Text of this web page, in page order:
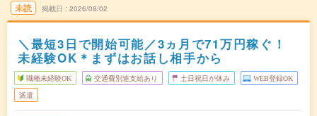
未読 掲載日 2026/08/02
＼最短3日で開始可能／3ヵ月で71万円稼ぐ！
未経験OK＊まずはお話し相手から
職種未経験OK 交通費別途支給あり 土日祝日が休み WEB登録OK
派遣